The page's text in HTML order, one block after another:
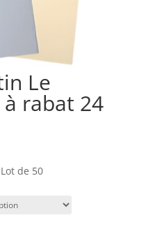
Le
à rabat 24
de 50